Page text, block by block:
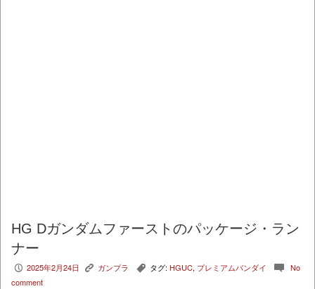
HG Dガンダムファーストのパッケージ・ラン
ナー
P 2025年2月24日 K ガンプラ , タグ: HGUC, プレミアムバンダイ c No
comment